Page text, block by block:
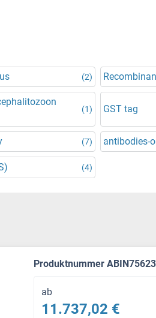
(2)
(1) GST tag
(7) antibodies-
(4)
Produktnummer
ab
11.737,02 €